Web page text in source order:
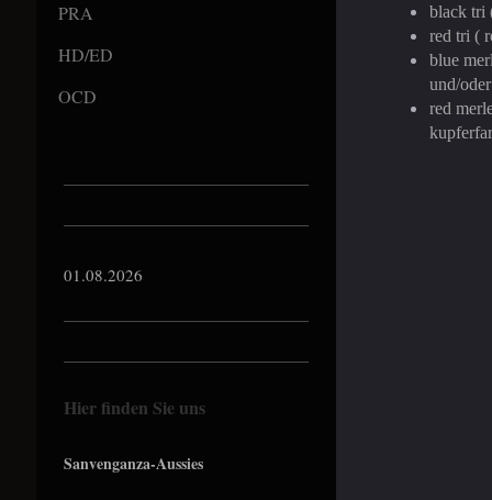
black tri
red tri (
blue
und/
red
PRA
HD/ED
OCD
01.08.2026
Hier finden Sie uns
Sanvenganza-Aussies